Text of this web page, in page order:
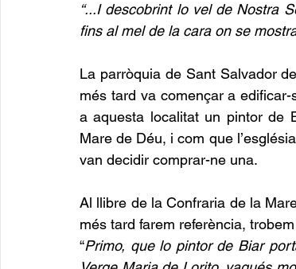
“...I descobrint lo vel de Nostra
fins al mel de la cara on se
La parròquia de Sant Salvador
més tard va començar a
a aquesta localitat un pintor de
Mare de Déu, i com que
van decidir comprar-ne una.
Al llibre de la Confraria de la
més tard farem referència,
“Primo, que lo pintor de Biar